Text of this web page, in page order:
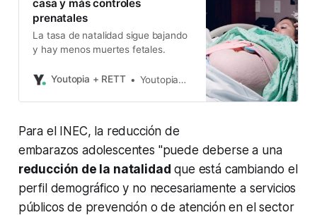
casa y más controles
prenatales
La tasa de natalidad sigue bajando
y hay menos muertes fetales.
Youtopia + RETT Youtopia+Rett
Para el INEC, la reducción de
embarazos adolescentes "puede deberse a una
reducción de la natalidad que está cambiando el
perfil demográfico y no necesariamente a servicios
públicos de prevención o de atención en el sector